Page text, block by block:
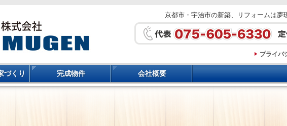
京都市・宇治市の新築、リフォームは夢
プライバ
づくり 完成物件 会社概要